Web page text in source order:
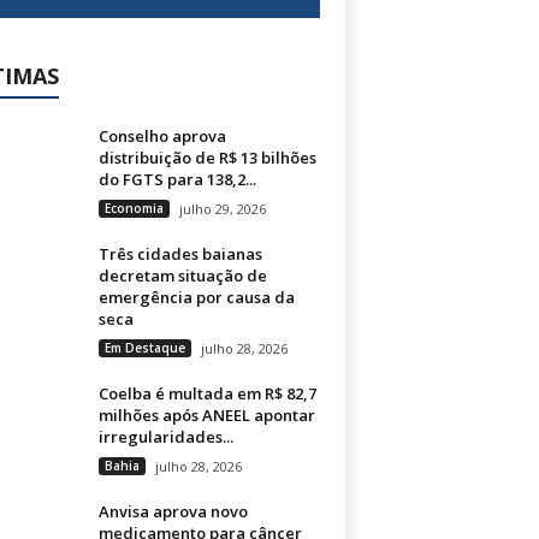
Conselho aprova
distribuição de R$ 13 bilhões
do FGTS para 138,2...
Economia julho 29, 2026
Três cidades baianas
decretam situação de
emergência por causa da
seca
Em Destaque julho 28, 2026
Coelba é multada em R$ 82,7
milhões após ANEEL apontar
irregularidades...
Bahia julho 28, 2026
Anvisa aprova novo
medicamento para câncer